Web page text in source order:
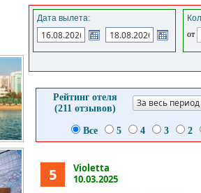
Дата вылета:
от
Рейтинг отеля
(211 отзывов)
За весь период
Все 5 4 3 2
5
Violetta
10.03.2025